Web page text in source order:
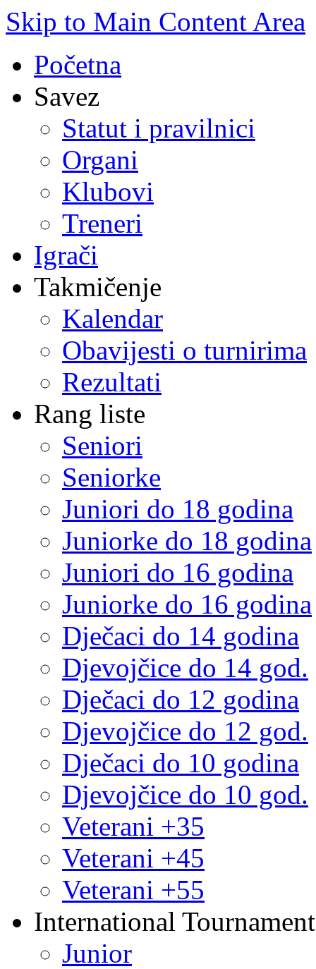
Skip to Main Content Area
Početna
Savez
Statut i pravilnici
Organi
Klubovi
Treneri
Igrači
Takmičenje
Kalendar
Obavijesti o turnirima
Rezultati
Rang liste
Seniori
Seniorke
Juniori do 18 godina
Juniorke do 18 godina
Juniori do 16 godina
Juniorke do 16 godina
Dječaci do 14 godina
Djevojčice do 14 god.
Dječaci do 12 godina
Djevojčice do 12 god.
Dječaci do 10 godina
Djevojčice do 10 god.
Veterani +35
Veterani +45
Veterani +55
International
Junior